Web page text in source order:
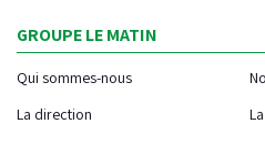
GROUPE LE MATIN
Qui sommes-nous
La direction